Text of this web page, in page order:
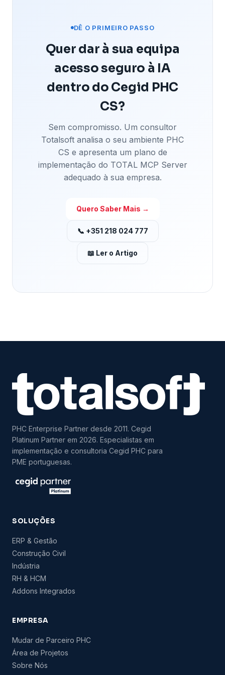
vendas de materiais de construção do último mês
e identifica os 3 clientes em risco de churn". O
TOTAL MCP Server irá traduzir este pedido,
recolher apenas os dados de faturação
necessários no PHC, enviá-los de forma segura
para processamento e devolver-lhe a resposta
analítica instantaneamente, garantindo que os seus
os modelos públicos de IA.
DÊ O PRIMEIRO PASSO
Quer dar à sua equipa
acesso seguro à IA
dentro do Cegid PHC
CS?
Sem compromisso. Um consultor
Totalsoft analisa o seu ambiente PHC
CS e apresenta um plano de
implementação do TOTAL MCP Server
adequado à sua empresa.
Quero Saber Mais →
📞 +351 218 024 777
📖 Ler o Artigo
PHC Enterprise Partner desde 2011. Cegid
Platinum Partner em 2026. Especialistas em
implementação e consultoria Cegid PHC para
PME portuguesas.
SOLUÇÕES
ERP & Gestão
Construção Civil
Indústria
RH & HCM
Addons Integrados
EMPRESA
Mudar de Parceiro PHC
Área de Projetos
Sobre Nós